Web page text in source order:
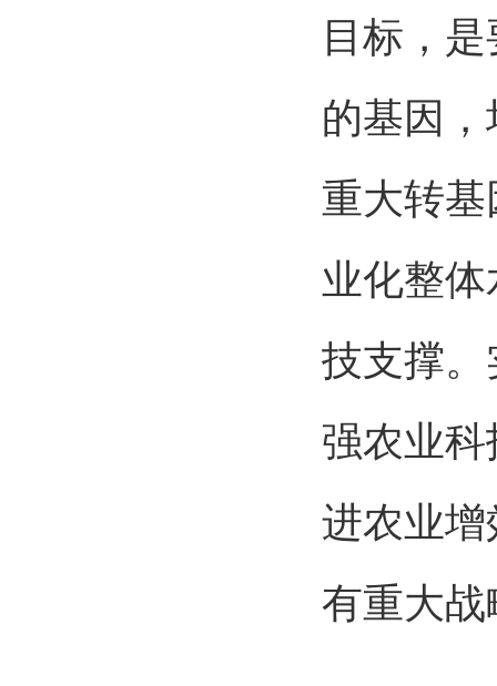
目标，
的基因
重大转
业化整
技支撑
强农业
进农业
有重大